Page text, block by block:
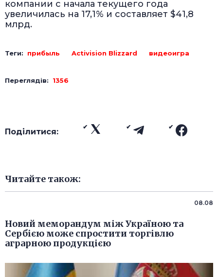
компании с начала текущего года
увеличилась на 17,1% и составляет $41,8
млрд.
Теги: прибыль Activision Blizzard видеоигра
Переглядів: 1356
Поділитися:
Читайте також:
08.08
Новий меморандум між Україною та
Сербією може спростити торгівлю
аграрною продукцією